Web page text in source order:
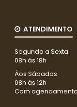
ATENDIMENTO
Segunda a Sexta:
08h ás 18h
Àos Sábados
08h ás 12h
Com agendamento